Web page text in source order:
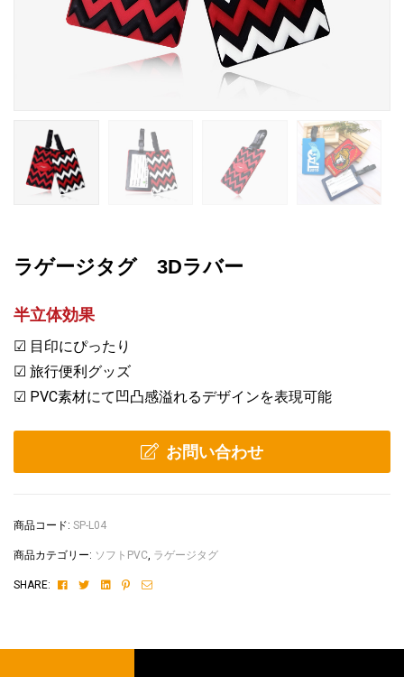
ラゲージタグ 3Dラバー
半立体効果
☑ 目印にぴったり
☑ 旅行便利グッズ
☑ PVC素材にて凹凸感溢れるデザインを表現可能
お問い合わせ
商品コード: SP-L04
商品カテゴリー: ソフトPVC ラゲージタグ
SHARE: FacebookTwitterLinkedinPinterest
Email